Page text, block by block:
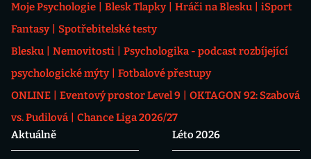
Moje Psychologie Blesk Tlapky Hráči na Blesku
iSport
Fantasy
Spotřebitelské testy
Blesku
Nemovitosti
Psychologika - podcast rozbíjející
psychologické mýty
Fotbalové přestupy
ONLINE
Eventový prostor Level 9
OKTAGON 92: Szabová
vs. Pudilová
Chance Liga 2026/27
Aktuálně
Léto 2026